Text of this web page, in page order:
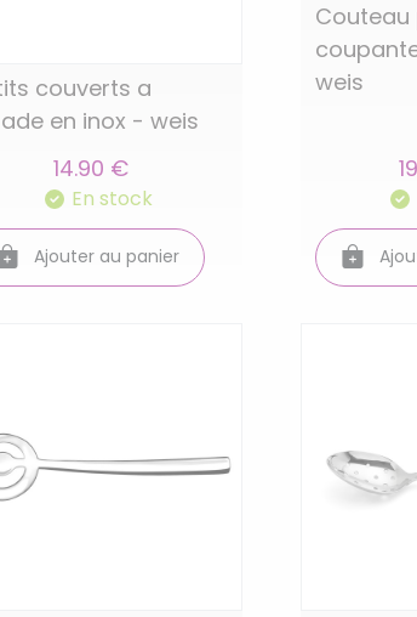
couverts a
en inox - weis
14.90 €
En stock
Ajouter au panier
weis